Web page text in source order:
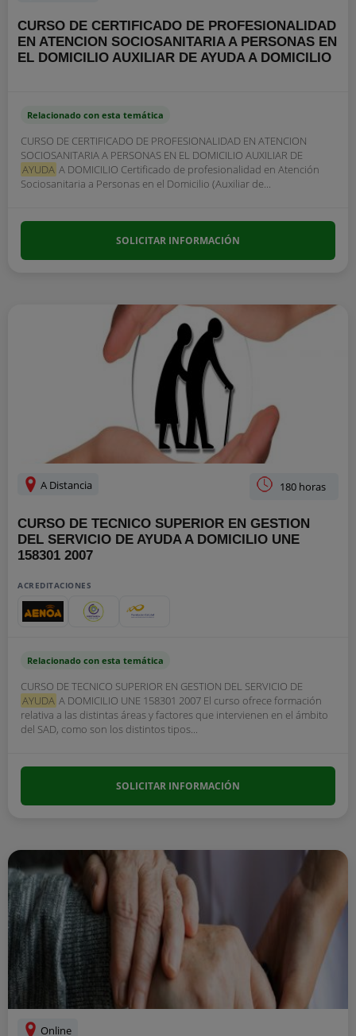
CURSO DE CERTIFICADO DE PROFESIONALIDAD
EN ATENCION SOCIOSANITARIA A PERSONAS EN
EL DOMICILIO AUXILIAR DE AYUDA A DOMICILIO
Relacionado con esta temática
CURSO DE CERTIFICADO DE PROFESIONALIDAD EN ATENCION
SOCIOSANITARIA A PERSONAS EN EL DOMICILIO AUXILIAR DE
AYUDA A DOMICILIO Certificado de profesionalidad en Atención
Sociosanitaria a Personas en el Domicilio (Auxiliar de...
SOLICITAR INFORMACIÓN
A Distancia 180 horas
CURSO DE TECNICO SUPERIOR EN GESTION
DEL SERVICIO DE AYUDA A DOMICILIO UNE
158301 2007
ACREDITACIONES
Relacionado con esta temática
CURSO DE TECNICO SUPERIOR EN GESTION DEL SERVICIO DE
AYUDA A DOMICILIO UNE 158301 2007 El curso ofrece formación
relativa a las distintas áreas y factores que intervienen en el ámbito
del SAD, como son los distintos tipos...
SOLICITAR INFORMACIÓN
Online